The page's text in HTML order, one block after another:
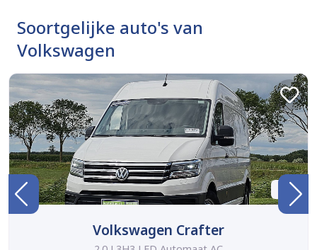
Soortgelijke auto's van
Volkswagen
BTW
Volkswagen Crafter